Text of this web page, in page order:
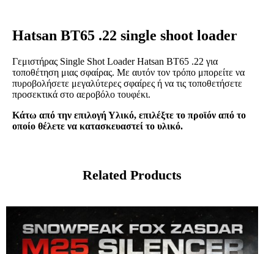
Hatsan BT65 .22 single shoot loader
Γεμιστήρας Single Shot Loader Hatsan BT65 .22 για
τοποθέτηση μιας σφαίρας. Με αυτόν τον τρόπο μπορείτε να
πυροβολήσετε μεγαλύτερες σφαίρες ή να τις τοποθετήσετε
προσεκτικά στο αεροβόλο τουφέκι.
Κάτω από την επιλογή Υλικό, επιλέξτε το προϊόν από το
οποίο θέλετε να κατασκευαστεί το υλικό.
Related Products